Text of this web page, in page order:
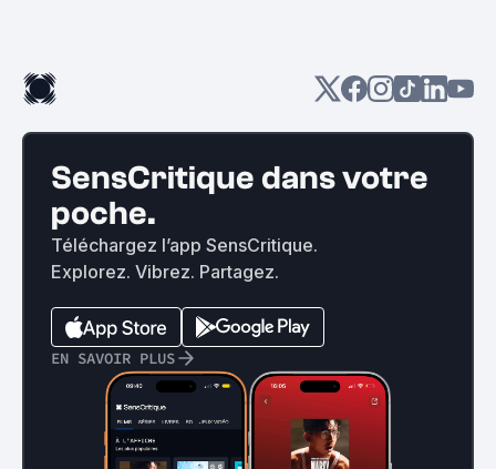
SensCritique dans votre
poche.
Téléchargez l’app SensCritique.
Explorez. Vibrez. Partagez.
EN SAVOIR PLUS